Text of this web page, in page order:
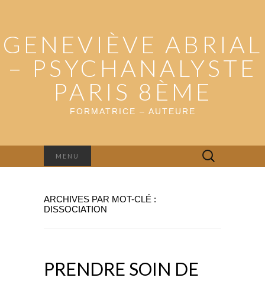
GENEVIÈVE ABRIAL
– PSYCHANALYSTE
PARIS 8ÈME
FORMATRICE – AUTEURE
MENU Rechercher :
ARCHIVES PAR MOT-CLÉ :
DISSOCIATION
PRENDRE SOIN DE